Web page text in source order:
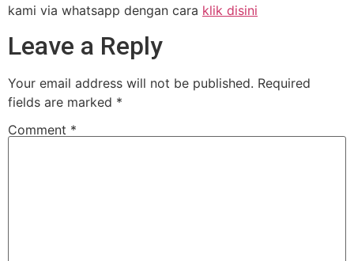
kami via whatsapp dengan cara klik disini
Leave a Reply
Your email address will not be published. Required
fields are marked *
Comment *